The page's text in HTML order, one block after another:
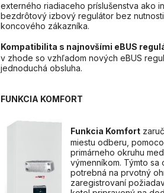
externého riadiaceho príslušenstva ako
bezdrôtový izbový regulátor bez
koncového zákazníka.
Kompatibilita s najnovšími eBUS
v zhode so vzhľadom nových eBUS
jednoduchá obsluha.
FUNKCIA KOMFORT
Funkcia Komfort
miestu odberu,
primárneho okruhu
výmenníkom. Týmto
potrebná na prvotný
zaregistrovaní